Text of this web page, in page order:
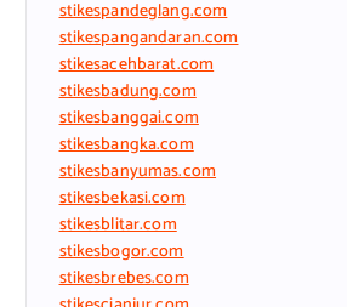
stikespandeglang.com
stikespangandaran.com
stikesacehbarat.com
stikesbadung.com
stikesbanggai.com
stikesbangka.com
stikesbanyumas.com
stikesbekasi.com
stikesblitar.com
stikesbogor.com
stikesbrebes.com